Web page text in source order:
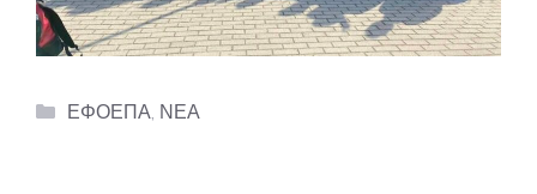
Categories
ΕΦΟΕΠΑ ΝΕΑ